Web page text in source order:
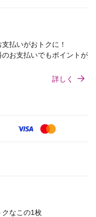
払いがおトクに！
のお支払いでもポイントが
詳しく
なこの1枚